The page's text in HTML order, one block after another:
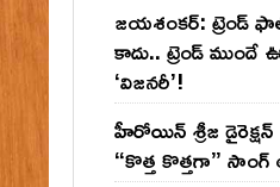
జయశంకర్: ట్రెండ్‌
కాదు.. ట్రెండ్‌
‘విజనరీ’!
హీరోయిన్ శ్రీజ
“కొత్త కొత్తగా”